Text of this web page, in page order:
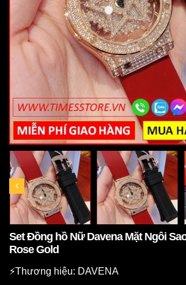
Set Đồng hồ Nữ Davena Mặt Ngôi
Rose Gold
⚡️Thương hiệu: DAVENA